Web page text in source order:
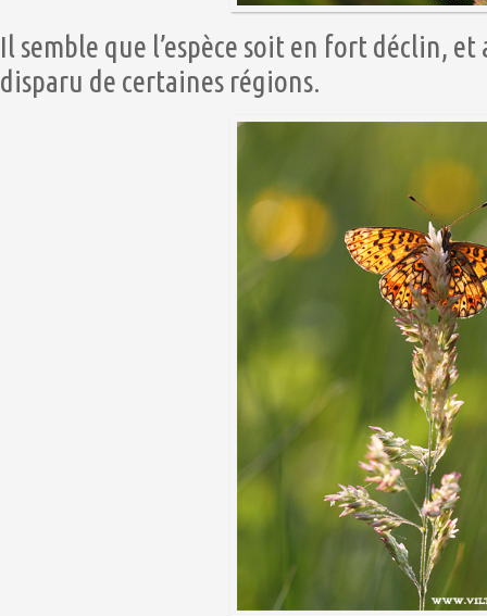
Il semble que l’espèce soit en fort déclin,
disparu de certaines régions.